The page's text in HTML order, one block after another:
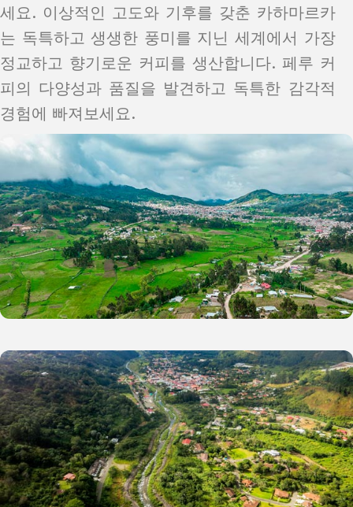
세요. 이상적인 고도와 기후를 갖춘 카하마르카
는 독특하고 생생한 풍미를 지닌 세계에서 가장
정교하고 향기로운 커피를 생산합니다. 페루 커
피의 다양성과 품질을 발견하고 독특한 감각적
경험에 빠져보세요.